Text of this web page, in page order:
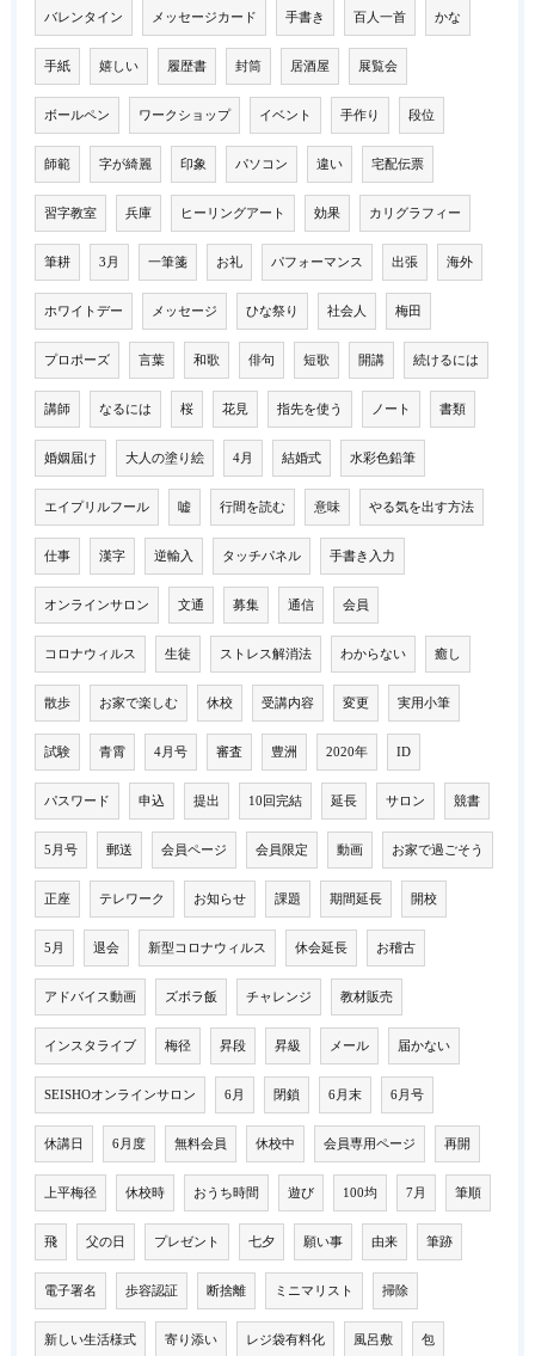
バレンタイン メッセージカード 手書き 百人一首 かな
手紙 嬉しい 履歴書 封筒 居酒屋 展覧会
ボールペン ワークショップ イベント 手作り 段位
師範 字が綺麗 印象 パソコン 違い 宅配伝票
習字教室 兵庫 ヒーリングアート 効果 カリグラフィー
筆耕 3月 一筆箋 お礼 パフォーマンス 出張 海外
ホワイトデー メッセージ ひな祭り 社会人 梅田
プロポーズ 言葉 和歌 俳句 短歌 開講 続けるには
講師 なるには 桜 花見 指先を使う ノート 書類
婚姻届け 大人の塗り絵 4月 結婚式 水彩色鉛筆
エイプリルフール 嘘 行間を読む 意味 やる気を出す方法
仕事 漢字 逆輸入 タッチパネル 手書き入力
オンラインサロン 文通 募集 通信 会員
コロナウィルス 生徒 ストレス解消法 わからない 癒し
散歩 お家で楽しむ 休校 受講内容 変更 実用小筆
試験 青霄 4月号 審査 豊洲 2020年 ID
パスワード 申込 提出 10回完結 延長 サロン 競書
5月号 郵送 会員ページ 会員限定 動画 お家で過ごそう
正座 テレワーク お知らせ 課題 期間延長 開校
5月 退会 新型コロナウィルス 休会延長 お稽古
アドバイス動画 ズボラ飯 チャレンジ 教材販売
インスタライブ 梅径 昇段 昇級 メール 届かない
SEISHOオンラインサロン 6月 閉鎖 6月末 6月号
休講日 6月度 無料会員 休校中 会員専用ページ 再開
上平梅径 休校時 おうち時間 遊び 100均 7月 筆順
飛 父の日 プレゼント 七夕 願い事 由来 筆跡
電子署名 歩容認証 断捨離 ミニマリスト 掃除
新しい生活様式 寄り添い レジ袋有料化 風呂敷 包